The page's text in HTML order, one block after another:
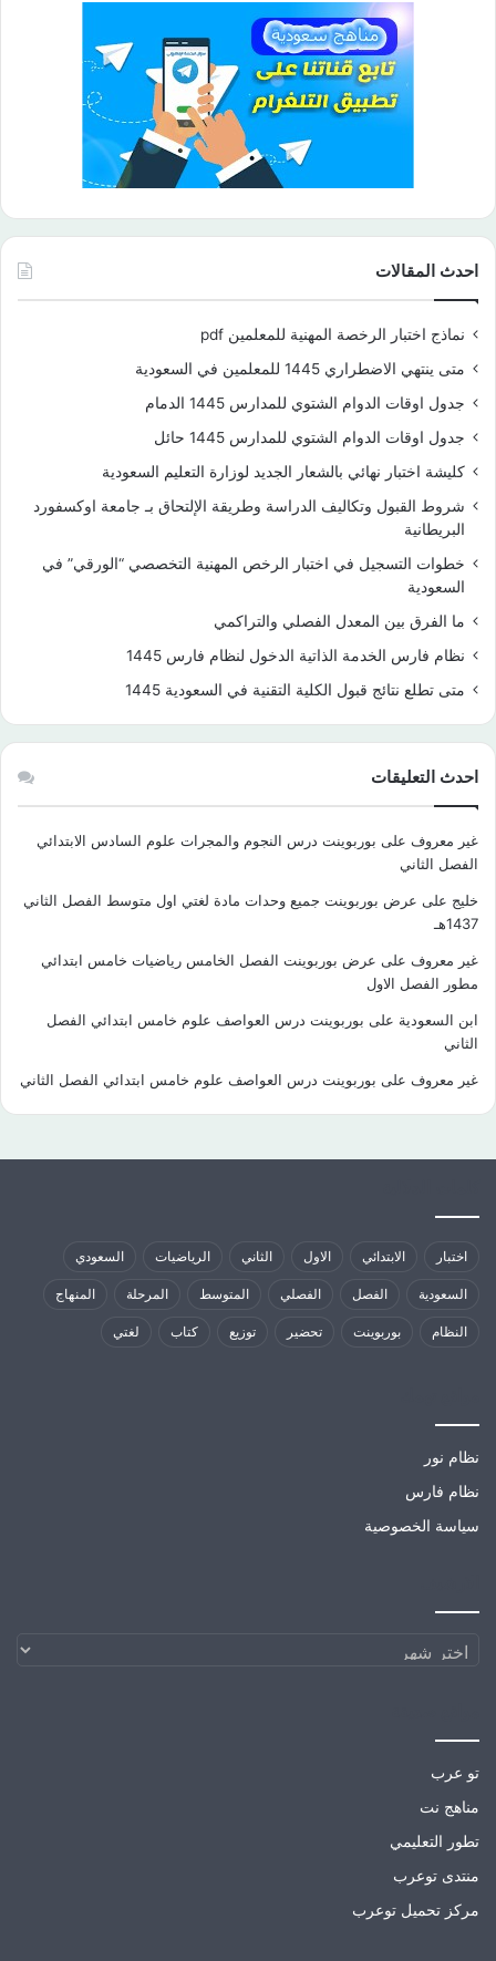
احدث المقالات
نماذج اختبار الرخصة المهنية للمعلمين pdf
متى ينتهي الاضطراري 1445 للمعلمين في السعودية
جدول اوقات الدوام الشتوي للمدارس 1445 الدمام
جدول اوقات الدوام الشتوي للمدارس 1445 حائل
كليشة اختبار نهائي بالشعار الجديد لوزارة التعليم السعودية
شروط القبول وتكاليف الدراسة وطريقة الإلتحاق بـ جامعة اوكسفورد
البريطانية
خطوات التسجيل في اختبار الرخص المهنية التخصصي “الورقي” في
السعودية
ما الفرق بين المعدل الفصلي والتراكمي
نظام فارس الخدمة الذاتية الدخول لنظام فارس 1445
متى تطلع نتائج قبول الكلية التقنية في السعودية 1445
احدث التعليقات
غير معروف على بوربوينت درس النجوم والمجرات علوم السادس الابتدائي
الفصل الثاني
خليج على عرض بوربوينت جميع وحدات مادة لغتي اول متوسط الفصل الثاني
1437هـ
غير معروف على عرض بوربوينت الفصل الخامس رياضيات خامس ابتدائي
مطور الفصل الاول
ابن السعودية على بوربوينت درس العواصف علوم خامس ابتدائي الفصل
الثاني
غير معروف على بوربوينت درس العواصف علوم خامس ابتدائي الفصل الثاني
اختبار الابتدائي الاول الثاني الرياضيات السعودي
السعودية الفصل الفصلي المتوسط المرحلة المنهاج
النظام بوربوينت تحضير توزيع كتاب لغتي
نظام نور
نظام فارس
سياسة الخصوصية
الارشيف
تو عرب
مناهج نت
تطور التعليمي
منتدى توعرب
مركز تحميل توعرب